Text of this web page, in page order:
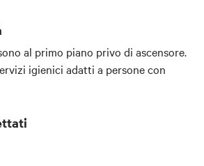
al primo piano privo di ascensore.
igienici adatti a persone con